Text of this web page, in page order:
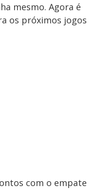
mesmo. Agora é
os próximos jogos
com o empate